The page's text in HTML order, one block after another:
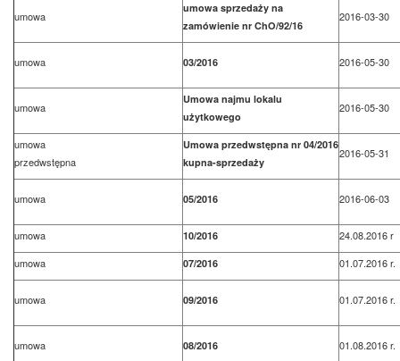
umowa
umowa sprzedaży na
zamówienie nr ChO/92/16
2016-03-30
umowa 03/2016 2016-05-30
umowa
Umowa najmu lokalu
użytkowego
2016-05-30
umowa
przedwstępna
Umowa przedwstępna nr 04/2016
kupna-sprzedaży
2016-05-31
umowa 05/2016 2016-06-03
umowa 10/2016
24.08.2016 r
umowa
07/2016 01.07.2016 r.
umowa 09/2016 01.07.2016 r.
umowa 08/2016 01.08.2016 r.